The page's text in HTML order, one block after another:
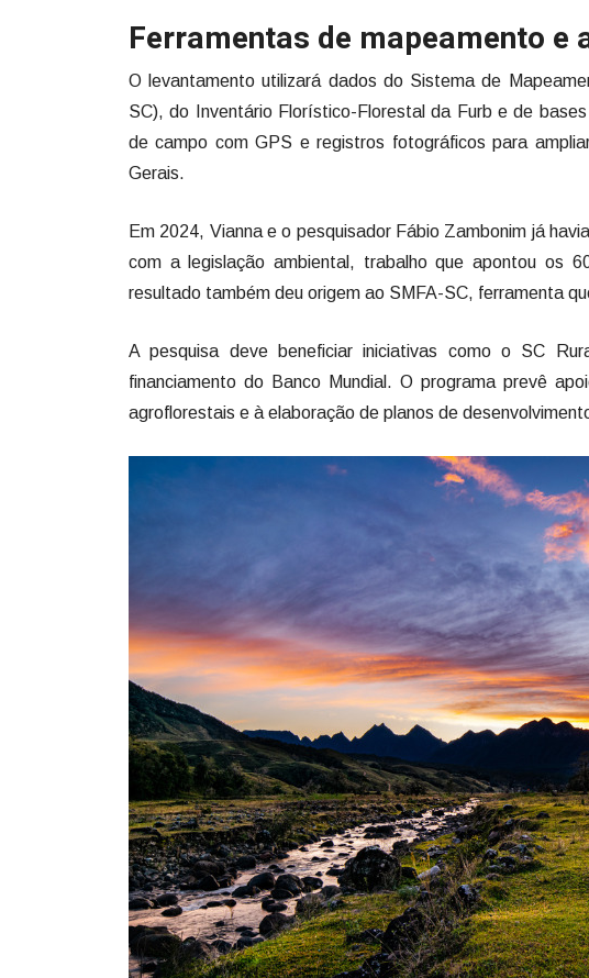
Ferramentas de mapeamento e
O levantamento utilizará dados do Sistema de
SC), do Inventário Florístico-Florestal da Furb e de
de campo com GPS e registros fotográficos para
Gerais.
Em 2024, Vianna e o pesquisador Fábio Zambonim já
com a legislação ambiental, trabalho que apontou os
resultado também deu origem ao SMFA-SC, ferramenta
A pesquisa deve beneficiar iniciativas como o SC
financiamento do Banco Mundial. O programa prevê
agroflorestais e à elaboração de planos de